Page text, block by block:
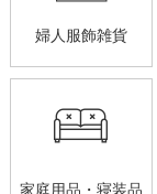
婦人服飾雑貨
家庭用品・寝装品